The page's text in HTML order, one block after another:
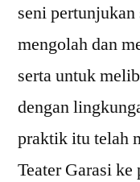
seni
mengolah dan
serta untuk
dengan
praktik itu telah
Teater Garasi